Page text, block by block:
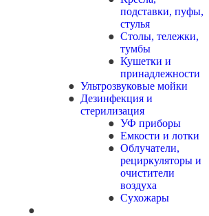
подставки, пуфы,
стулья
Столы, тележки,
тумбы
Кушетки и
принадлежности
Ультрозвуковые мойки
Дезинфекция и
стерилизация
УФ приборы
Емкости и лотки
Облучатели,
рециркуляторы и
очистители
воздуха
Сухожары